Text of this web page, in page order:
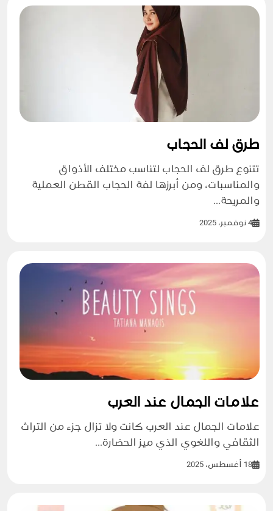
طرق لف الحجاب
تتنوع طرق لف الحجاب لتناسب مختلف الأذواق
والمناسبات، ومن أبرزها لفة الحجاب القطن العملية
والمريحة...
4 نوفمبر، 2025
علامات الجمال عند العرب
علامات الجمال عند العرب كانت ولا تزال جزء من التراث
الثقافي واللغوي الذي ميز الحضارة...
18 أغسطس، 2025